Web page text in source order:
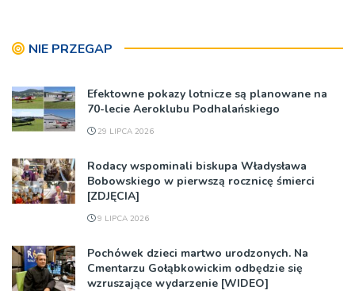
NIE PRZEGAP
Efektowne pokazy lotnicze są planowane na
70-lecie Aeroklubu Podhalańskiego
29 LIPCA 2026
Rodacy wspominali biskupa Władysława
Bobowskiego w pierwszą rocznicę śmierci
[ZDJĘCIA]
9 LIPCA 2026
Pochówek dzieci martwo urodzonych. Na
Cmentarzu Gołąbkowickim odbędzie się
wzruszające wydarzenie [WIDEO]